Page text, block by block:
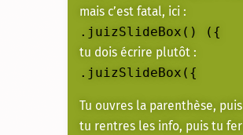
mais c’est fatal, ici :
.juizSlideBox() ({
tu dois écrire plutôt :
.juizSlideBox({
Tu ouvres la parenthèse,
tu rentres les info, puis tu